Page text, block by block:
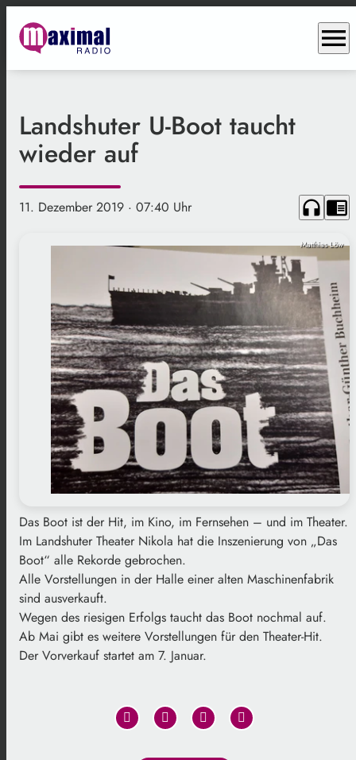
menu
Landshuter U-Boot taucht
wieder auf
11. Dezember 2019 · 07:40 Uhr headphones chrome_reader_mode
Matthias Löw
Das Boot ist der Hit, im Kino, im Fernsehen – und im Theater.
Im Landshuter Theater Nikola hat die Inszenierung von „Das
Boot“ alle Rekorde gebrochen.
Alle Vorstellungen in der Halle einer alten Maschinenfabrik
sind ausverkauft.
Wegen des riesigen Erfolgs taucht das Boot nochmal auf.
Ab Mai gibt es weitere Vorstellungen für den Theater-Hit.
Der Vorverkauf startet am 7. Januar.